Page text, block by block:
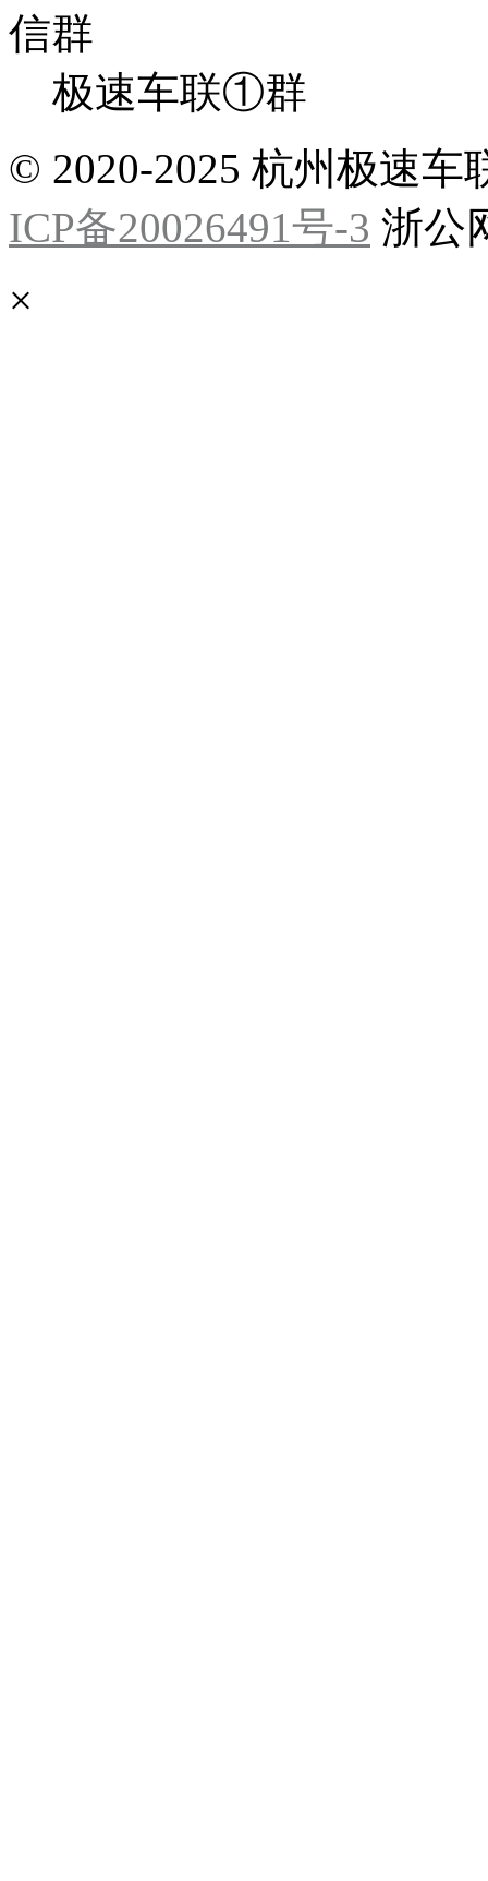
极速车联①群
© 2020-2025 杭州极速
ICP备20026491号-3 浙公
×